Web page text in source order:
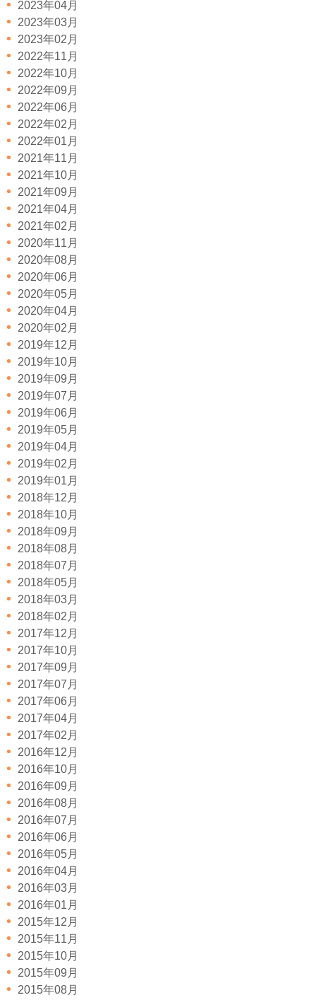
2023年04月
2023年03月
2023年02月
2022年11月
2022年10月
2022年09月
2022年06月
2022年02月
2022年01月
2021年11月
2021年10月
2021年09月
2021年04月
2021年02月
2020年11月
2020年08月
2020年06月
2020年05月
2020年04月
2020年02月
2019年12月
2019年10月
2019年09月
2019年07月
2019年06月
2019年05月
2019年04月
2019年02月
2019年01月
2018年12月
2018年10月
2018年09月
2018年08月
2018年07月
2018年05月
2018年03月
2018年02月
2017年12月
2017年10月
2017年09月
2017年07月
2017年06月
2017年04月
2017年02月
2016年12月
2016年10月
2016年09月
2016年08月
2016年07月
2016年06月
2016年05月
2016年04月
2016年03月
2016年01月
2015年12月
2015年11月
2015年10月
2015年09月
2015年08月